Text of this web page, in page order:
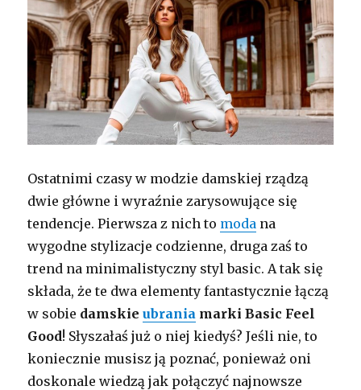
Ostatnimi czasy w modzie damskiej rządzą
dwie główne i wyraźnie zarysowujące się
tendencje. Pierwsza z nich to moda na
wygodne stylizacje codzienne, druga zaś to
trend na minimalistyczny styl basic. A tak się
składa, że te dwa elementy fantastycznie łączą
w sobie damskieubrania markiBasic Feel
Good! Słyszałaś już o niej kiedyś? Jeśli nie, to
koniecznie musisz ją poznać, ponieważ oni
doskonale wiedzą jak połączyć najnowsze